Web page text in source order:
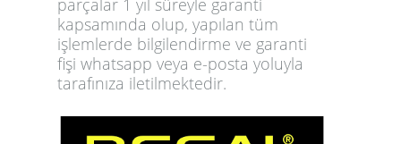
parçalar 1 yıl süreyle garanti
kapsamında olup, yapılan tüm
işlemlerde bilgilendirme ve garanti
fişi whatsapp veya e-posta yoluyla
tarafınıza iletilmektedir.